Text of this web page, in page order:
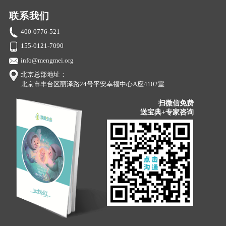
联系我们
400-0776-521
155-0121-7090
info@mengmei.org
北京总部地址：
北京市丰台区丽泽路24号平安幸福中心A座4102室
扫微信免费
送宝典+专家咨询